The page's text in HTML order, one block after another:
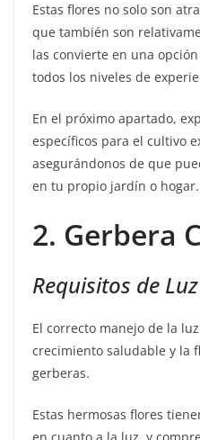
Estas flores no solo son
que también son
las convierte en una
todos los niveles de
En el próximo apartado,
específicos para el cultivo
asegurándonos de que
en tu propio jardín o hogar.
2. Gerbera
Requisitos de
El correcto manejo de la
crecimiento saludable y la
gerberas.
Estas hermosas flores